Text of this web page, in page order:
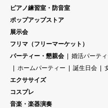
ピアノ練習室・防音室
ポップアップストア
展示会
フリマ（フリーマーケット）
パーティー・懇親会
婚活パーテ
ホームパーティー
誕生日会
エクササイズ
コスプレ
音楽・楽器演奏